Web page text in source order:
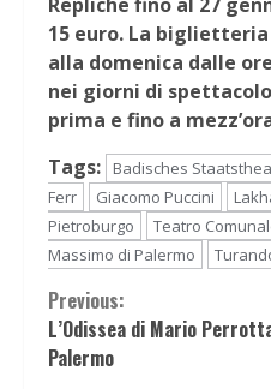
15 euro. La
alla domenica dalle
nei giorni di
prima e fino a
Tags:
Badisches
Ferr
Giacomo Puccini
Pietroburgo
Teatro
Massimo di Palermo
Continue
Reading
Previous:
L’Odissea di Mario
Palermo